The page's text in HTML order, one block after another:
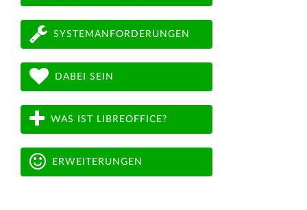
SYSTEMANFORDERUNGEN
DABEI SEIN
WAS IST LIBREOFFICE?
ERWEITERUNGEN